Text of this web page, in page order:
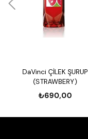
DaVinci ÇİLEK ŞURUP
(STRAWBERY)
₺690,00